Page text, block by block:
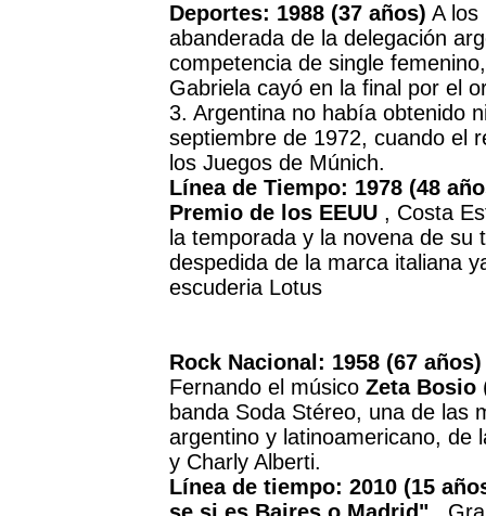
Deportes: 1988 (37 años) A
abanderada de la delegación
competencia de single
Gabriela cayó en la final por el
3. Argentina no había obtenido
septiembre de 1972, cuando el
los Juegos de Múnich.
Línea de Tiempo: 1978 (48
Premio de los EEUU , Costa
la temporada y la novena de
despedida de la marca italiana
escuderia Lotus
Rock Nacional: 1958 (67 años)
Fernando el músico Zeta Bosio
banda Soda Stéreo, una de las
argentino y latinoamericano, de
y Charly Alberti.
Línea de tiempo: 2010 (15